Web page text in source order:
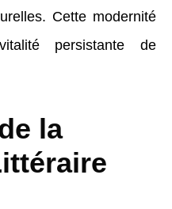
Cette modernité
persistante de
la